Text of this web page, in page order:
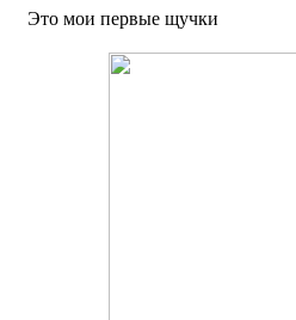
Это мои первые щучки